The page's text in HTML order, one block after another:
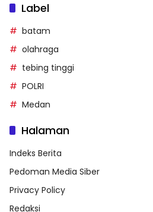
Label
batam
olahraga
tebing tinggi
POLRI
Medan
Halaman
Indeks Berita
Pedoman Media Siber
Privacy Policy
Redaksi